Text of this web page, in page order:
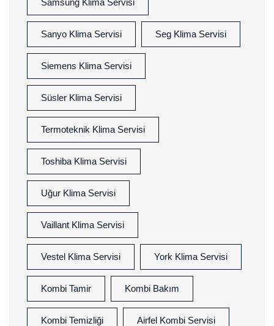
Sanyo Klima Servisi Seg Klima Servisi
Siemens Klima Servisi
Süsler Klima Servisi
Termoteknik Klima Servisi
Toshiba Klima Servisi
Uğur Klima Servisi
Vaillant Klima Servisi
Vestel Klima Servisi York Klima Servisi
Kombi Tamir Kombi Bakım
Kombi Temizliği Airfel Kombi Servisi